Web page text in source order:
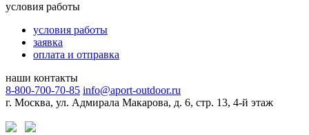
условия работы
условия работы
заявка
оплата и отправка
наши контакты
8-800-700-70-85 info@aport-outdoor.ru
г. Москва, ул. Адмирала Макарова, д. 6, стр. 13, 4-й этаж